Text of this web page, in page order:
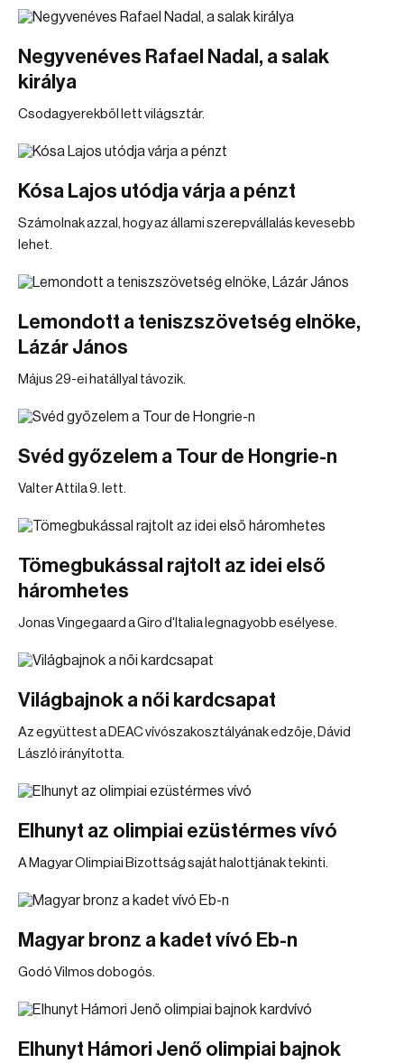
Negyvenéves Rafael Nadal, a salak
királya
Csodagyerekből lett világsztár.
Kósa Lajos utódja várja a pénzt
Számolnak azzal, hogy az állami szerepvállalás kevesebb
lehet.
Lemondott a teniszszövetség elnöke,
Lázár János
Május 29-ei hatállyal távozik.
Svéd győzelem a Tour de Hongrie-n
Valter Attila 9. lett.
Tömegbukással rajtolt az idei első
háromhetes
Jonas Vingegaard a Giro d'Italia legnagyobb esélyese.
Világbajnok a női kardcsapat
Az együttest a DEAC vívószakosztályának edzője, Dávid
László irányította.
Elhunyt az olimpiai ezüstérmes vívó
A Magyar Olimpiai Bizottság saját halottjának tekinti.
Magyar bronz a kadet vívó Eb-n
Godó Vilmos dobogós.
Elhunyt Hámori Jenő olimpiai bajnok